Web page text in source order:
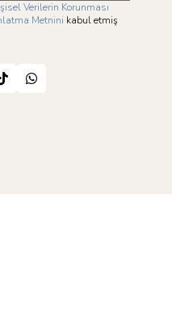
Verilerin Korunması
Metnini kabul etmiş